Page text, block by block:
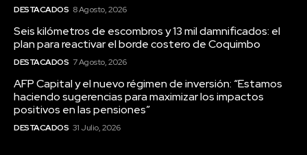
DESTACADOS 8 Agosto, 2026
Seis kilómetros de escombros y 13 mil damnificados: el
plan para reactivar el borde costero de Coquimbo
DESTACADOS 7 Agosto, 2026
AFP Capital y el nuevo régimen de inversión: “Estamos
haciendo sugerencias para maximizar los impactos
positivos en las pensiones”
DESTACADOS 31 Julio, 2026